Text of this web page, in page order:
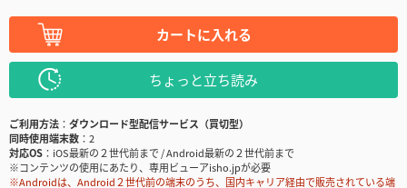
カートに入れる
ちょっと立ち読み
ご利用方法
ダウンロード型配信サービス（買切型）
同時使用端末数
2
対応OS
iOS最新の２世代前まで / Android最新の２世代前まで
※コンテンツの使用にあたり、専用ビューアisho.jpが必要
※Androidは、Android２世代前の端末のうち、国内キャリア経由で販売されている端